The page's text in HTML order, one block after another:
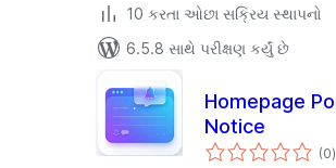
10 કરતા ઓછા સક્રિય સ્થાપનો
6.5.8 સાથે પરીક્ષણ કર્યું છે
Homepage
Notice
(0)